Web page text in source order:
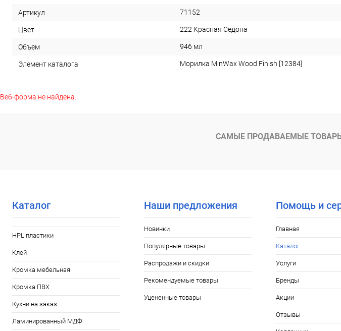
Артикул 71152
Цвет 222 Красная Седона
Объем 946 мл
Элемент каталога Морилка MinWax Wood Finish [12384]
Веб-форма не найдена.
САМЫЕ ПРОДАВАЕМЫЕ
Каталог
HPL пластики
Клей
Кромка мебельная
Кромка ПВХ
Кухни на заказ
Ламинированный МДФ
Наши предложения
Новинки
Популярные товары
Распродажи и скидки
Рекомендуемые товары
Уцененные товары
Помощь и
Главная
Каталог
Услуги
Бренды
Акции
Отзывы